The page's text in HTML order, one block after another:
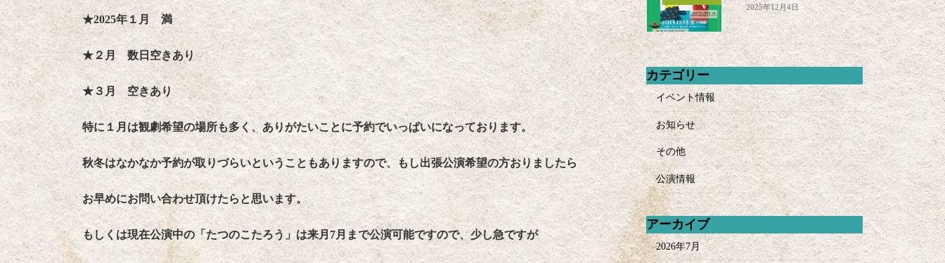
★2025年１月 満
★２月 数日空きあり
★３月 空きあり
特に１月は観劇希望の場所も多く、ありがたいことに予約でいっぱいになっております。
秋冬はなかなか予約が取りづらいということもありますので、もし出張公演希望の方おりましたら
お早めにお問い合わせ頂けたらと思います。
もしくは現在公演中の「たつのこたろう」は来月7月まで公演可能ですので、少し急ですが
2025年12月4日
カテゴリー
イベント情報
お知らせ
その他
公演情報
アーカイブ
2026年7月